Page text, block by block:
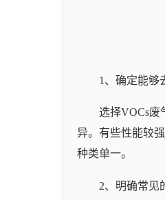
1、确定能够
选择VOCs
异。有些性能较
种类单一。
2、明确常见